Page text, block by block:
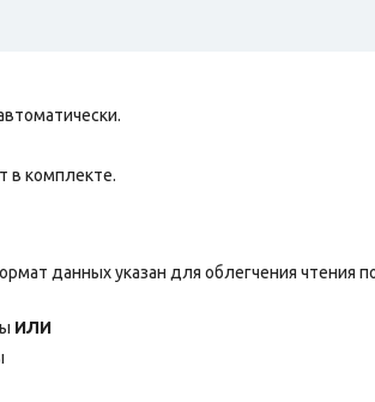
в комплекте.
данных указан для облегчения чтения
ИЛИ